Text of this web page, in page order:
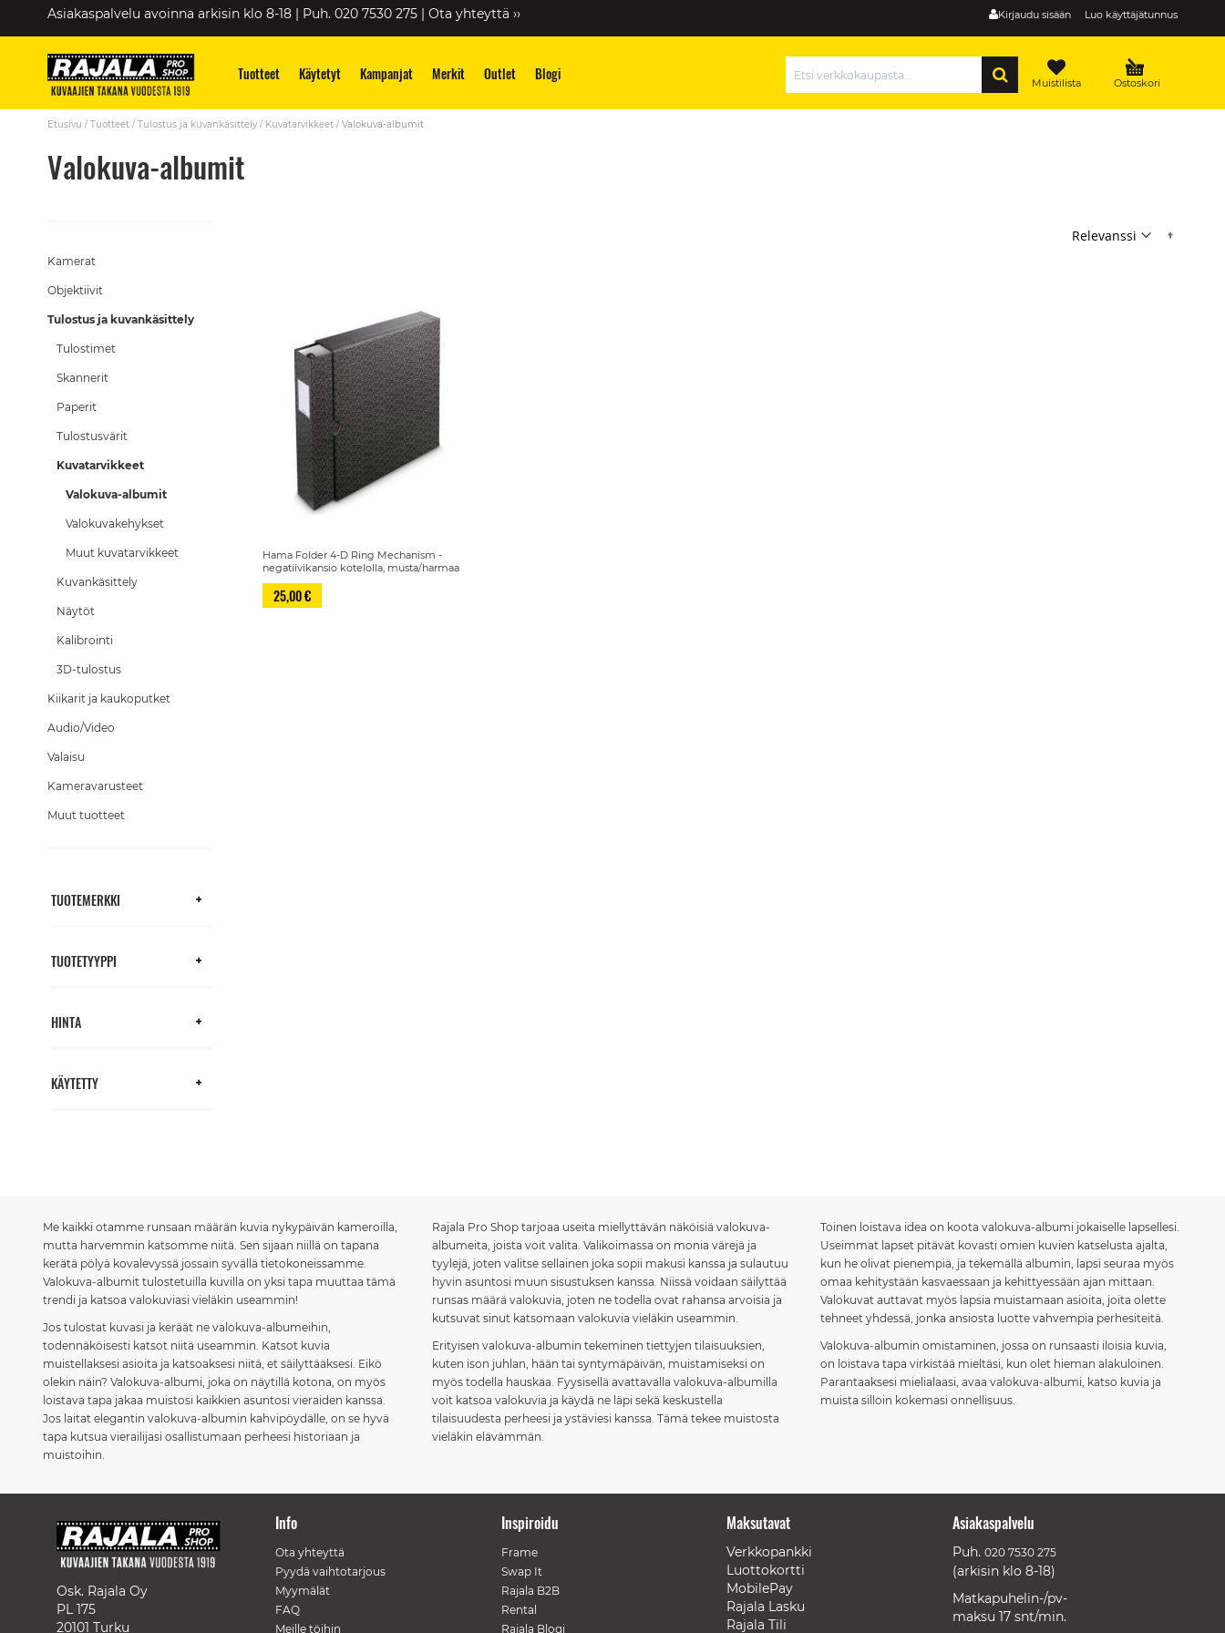
Skip
Kirjaudu sisään Luo käyttäjätunnus
Asiakaspalvelu avoinna arkisin klo 8-18 | Puh. 020 7530 275 | Ota yhteyttä ››
Tuotteet Käytetyt Kampanjat Merkit Outlet Blogi Ostoskori
Muistilista
Hae
Etusivu Tuotteet Tulostus ja kuvankäsittely Kuvatarvikkeet Valokuva-albumit
Valokuva-albumit
Hama Folder 4-D Ring Mechanism -
negatiivikansio kotelolla, musta/harmaa
25,00 €
Kamerat
Objektiivit
Tulostus ja kuvankäsittely
Tulostimet
Skannerit
Paperit
Tulostusvärit
Kuvatarvikkeet
Valokuva-albumit
Valokuvakehykset
Muut kuvatarvikkeet
Kuvankäsittely
Näytöt
Kalibrointi
3D-tulostus
Kiikarit ja kaukoputket
Audio/Video
Valaisu
Kameravarusteet
Muut tuotteet
TUOTEMERKKI
TUOTETYYPPI
HINTA
KÄYTETTY
Me kaikki otamme runsaan määrän kuvia nykypäivän kameroilla,
mutta harvemmin katsomme niitä. Sen sijaan niillä on tapana
kerätä pölyä kovalevyssä jossain syvällä tietokoneissamme.
Valokuva-albumit tulostetuilla kuvilla on yksi tapa muuttaa tämä
trendi ja katsoa valokuviasi vieläkin useammin!
Jos tulostat kuvasi ja keräät ne valokuva-albumeihin,
todennäköisesti katsot niitä useammin. Katsot kuvia
muistellaksesi asioita ja katsoaksesi niitä, et säilyttääksesi. Eikö
olekin näin? Valokuva-albumi, joka on näytillä kotona, on myös
loistava tapa jakaa muistosi kaikkien asuntosi vieraiden kanssa.
Jos laitat elegantin valokuva-albumin kahvipöydälle, on se hyvä
tapa kutsua vierailijasi osallistumaan perheesi historiaan ja
muistoihin.
Rajala Pro Shop tarjoaa useita miellyttävän näköisiä valokuva-
albumeita, joista voit valita. Valikoimassa on monia värejä ja
tyylejä, joten valitse sellainen joka sopii makusi kanssa ja sulautuu
hyvin asuntosi muun sisustuksen kanssa. Niissä voidaan säilyttää
runsas määrä valokuvia, joten ne todella ovat rahansa arvoisia ja
kutsuvat sinut katsomaan valokuvia vieläkin useammin.
Erityisen valokuva-albumin tekeminen tiettyjen tilaisuuksien,
kuten ison juhlan, hään tai syntymäpäivän, muistamiseksi on
myös todella hauskaa. Fyysisellä avattavalla valokuva-albumilla
voit katsoa valokuvia ja käydä ne läpi sekä keskustella
tilaisuudesta perheesi ja ystäviesi kanssa. Tämä tekee muistosta
vieläkin elävämmän.
Toinen loistava idea on koota valokuva-albumi jokaiselle lapsellesi.
Useimmat lapset pitävät kovasti omien kuvien katselusta ajalta,
kun he olivat pienempiä, ja tekemällä albumin, lapsi seuraa myös
omaa kehitystään kasvaessaan ja kehittyessään ajan mittaan.
Valokuvat auttavat myös lapsia muistamaan asioita, joita olette
tehneet yhdessä, jonka ansiosta luotte vahvempia perhesiteitä.
Valokuva-albumin omistaminen, jossa on runsaasti iloisia kuvia,
on loistava tapa virkistää mieltäsi, kun olet hieman alakuloinen.
Parantaaksesi mielialaasi, avaa valokuva-albumi, katso kuvia ja
muista silloin kokemasi onnellisuus.
Osk. Rajala Oy
PL 175
20101 Turku
Info
Ota yhteyttä
Pyydä vaihtotarjous
Myymälät
FAQ
Meille töihin
Inspiroidu
Frame
Swap It
Rajala B2B
Rental
Rajala Blogi
Maksutavat
Verkkopankki
Luottokortti
MobilePay
Rajala Lasku
Rajala Tili
Asiakaspalvelu
Puh. 020 7530 275
(arkisin klo 8-18)
Matkapuhelin-/pv-
maksu 17 snt/min.